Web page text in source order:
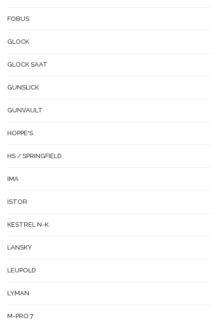
FOBUS
GLOCK
GLOCK SAAT
GUNSLICK
GUNVAULT
HOPPE'S
HS / SPRINGFIELD
IMA
ISTOR
KESTREL N-K
LANSKY
LEUPOLD
LYMAN
M-PRO 7